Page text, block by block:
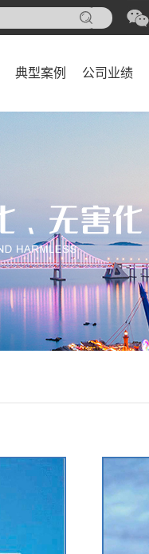
典型案例 公司业绩